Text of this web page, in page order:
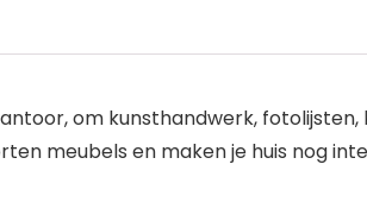
om kunsthandwerk, fotolijsten,
meubels en maken je huis nog